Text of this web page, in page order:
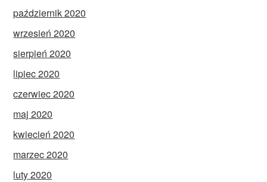
październik 2020
wrzesień 2020
sierpień 2020
lipiec 2020
czerwiec 2020
maj 2020
kwiecień 2020
marzec 2020
luty 2020